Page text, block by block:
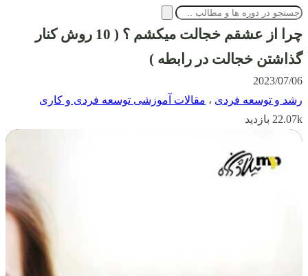
چرا از عشقم خجالت میکشم ؟ ( 10 روش کنار
گذاشتن خجالت در رابطه )
2023/07/06
رشد و توسعه فردی ، مقالات آموزشی توسعه فردی و کاری
22.07k بازدید